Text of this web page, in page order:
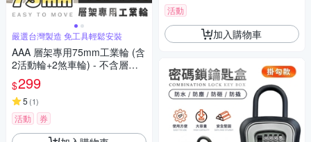
嚴選台灣製造 免工具輕鬆安裝
AAA 層架專用75mm工業輪 (含
2活動輪+2煞車輪) - 不含層架
PVC輪/萬向輪/層架配件
$299
5 (1)
活動 券
活動
加入購物車